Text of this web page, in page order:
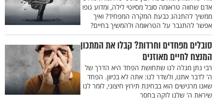
אדם שחווה טראומה סובל מסיוטי לילה, ומדוע גופו
ממשיך להתנהג כבעת המקרה המפחיד? ואיך
אפשר להתגבר על הטראומה ולהמשיך בחיים?
סובלים מפחדים וחרדות? קבלו את המתכון
המנצח לחיים מאוזנים
רבי נתן מגלה לנו שתחושת הפחד היא הדרך של
ה' לדבר אתנו, ולשדר לנו: אתה לא בכיוון. הפחד
שאנו מרגישים הוא בבחינת תירוץ חיצוני, לומר לנו
שיראת ה' שלנו לוקה בחסר